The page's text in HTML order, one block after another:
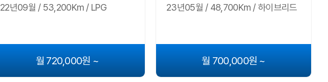
22년09월 / 53,200Km / LPG
월 720,000원 ~
23년05월 / 48,700Km / 하이브리드
월 700,000원 ~